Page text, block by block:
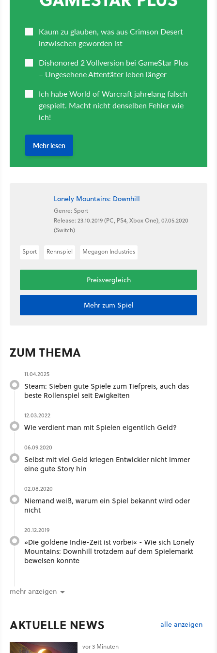
Lonely Mountains: Downhill
Genre: Sport
Release: 23.10.2019 (PC, PS4, Xbox One), 07.05.2020
(Switch)
Sport Rennspiel Megagon Industries
Preisvergleich
Mehr zum Spiel
ZUM THEMA
11.04.2025
Steam: Sieben gute Spiele zum Tiefpreis, auch das
beste Rollenspiel seit Ewigkeiten
12.03.2022
Wie verdient man mit Spielen eigentlich Geld?
06.09.2020
Selbst mit viel Geld kriegen Entwickler nicht immer
eine gute Story hin
02.08.2020
Niemand weiß, warum ein Spiel bekannt wird oder
nicht
20.12.2019
»Die goldene Indie-Zeit ist vorbei« - Wie sich Lonely
Mountains: Downhill trotzdem auf dem Spielemarkt
beweisen konnte
mehr anzeigen
AKTUELLE NEWS alle anzeigen
vor 3 Minuten